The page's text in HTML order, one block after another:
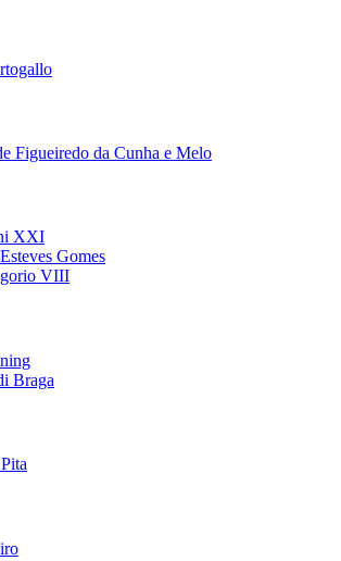
Figueiredo da Cunha e Melo
XXI
Gomes
VIII
Braga